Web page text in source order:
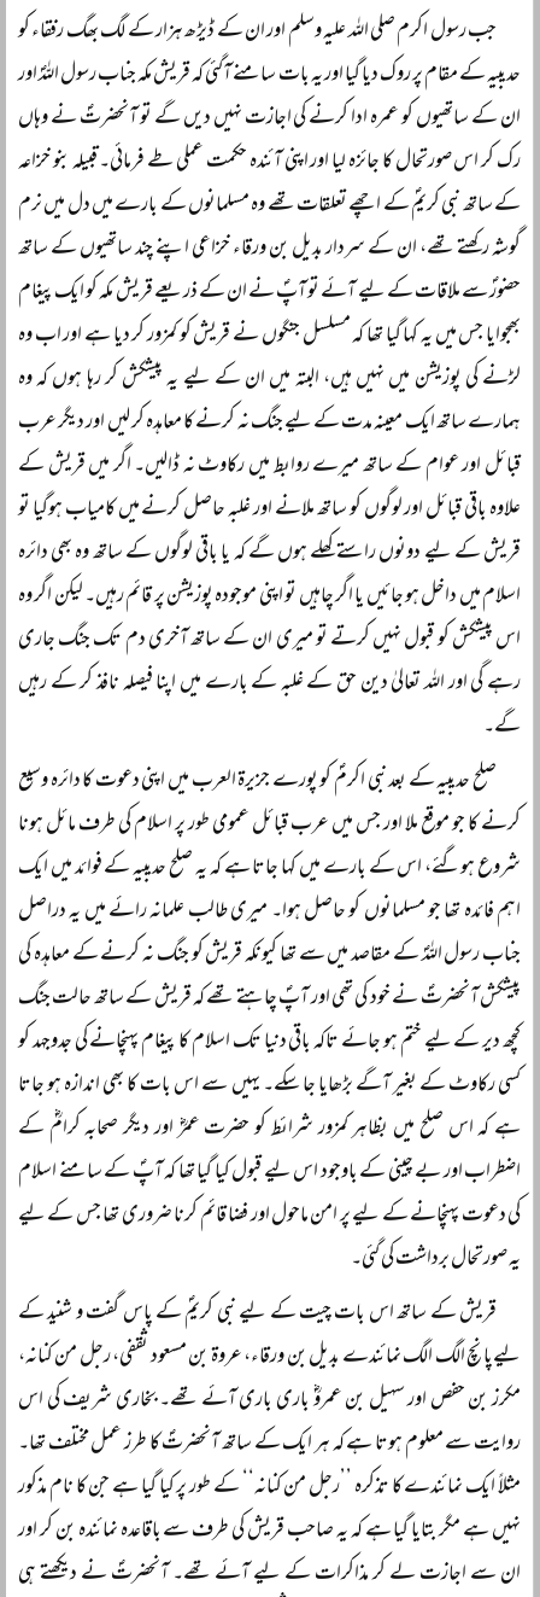
جب رسول اکرم صلی اللہ علیہ وسلم اور ان کے ڈیڑھ ہزار کے لگ بھگ رفقاء کو
حدیبیہ کے مقام پر روک دیا گیا اور یہ بات سامنے آگئی کہ قریش مکہ جناب رسول اللہؐ اور
ان کے ساتھیوں کو عمرہ ادا کرنے کی اجازت نہیں دیں گے تو آنحضرتؐ نے وہاں
رک کر اس صورتحال کا جائزہ لیا اور اپنی آئندہ حکمت عملی طے فرمائی۔ قبیلہ بنو خزاعہ
کے ساتھ نبی کریمؐ کے اچھے تعلقات تھے وہ مسلمانوں کے بارے میں دل میں نرم
گوشہ رکھتے تھے، ان کے سردار بدیل بن ورقاء خزاعی اپنے چند ساتھیوں کے ساتھ
حضورؐ سے ملاقات کے لیے آئے تو آپؐ نے ان کے ذریعے قریش مکہ کو ایک پیغام
بھجوایا جس میں یہ کہا گیا تھا کہ مسلسل جنگوں نے قریش کو کمزور کر دیا ہے اور اب وہ
لڑنے کی پوزیشن میں نہیں ہیں، البتہ میں ان کے لیے یہ پیشکش کر رہا ہوں کہ وہ
ہمارے ساتھ ایک معینہ مدت کے لیے جنگ نہ کرنے کا معاہدہ کر لیں اور دیگر عرب
قبائل اور عوام کے ساتھ میرے روابط میں رکاوٹ نہ ڈالیں۔ اگر میں قریش کے
علاوہ باقی قبائل اور لوگوں کو ساتھ ملانے اور غلبہ حاصل کرنے میں کامیاب ہوگیا تو
قریش کے لیے دونوں راستے کھلے ہوں گے کہ یا باقی لوگوں کے ساتھ وہ بھی دائرہ
اسلام میں داخل ہو جائیں یا اگر چاہیں تو اپنی موجودہ پوزیشن پر قائم رہیں۔ لیکن اگر وہ
اس پیشکش کو قبول نہیں کرتے تو میری ان کے ساتھ آخری دم تک جنگ جاری
رہے گی اور اللہ تعالیٰ دین حق کے غلبہ کے بارے میں اپنا فیصلہ نافذ کر کے رہیں
گے۔
صلح حدیبیہ کے بعد نبی اکرمؐ کو پورے جزیرۃ العرب میں اپنی دعوت کا دائرہ وسیع
کرنے کا جو موقع ملا اور جس میں عرب قبائل عمومی طور پر اسلام کی طرف مائل ہونا
شروع ہوگئے، اس کے بارے میں کہا جاتا ہے کہ یہ صلح حدیبیہ کے فوائد میں ایک
اہم فائدہ تھا جو مسلمانوں کو حاصل ہوا۔ میری طالب علمانہ رائے میں یہ دراصل
جناب رسول اللہؐ کے مقاصد میں سے تھا کیونکہ قریش کو جنگ نہ کرنے کے معاہدہ کی
پیشکش آنحضرتؐ نے خود کی تھی اور آپؐ چاہتے تھے کہ قریش کے ساتھ حالت جنگ
کچھ دیر کے لیے ختم ہو جائے تاکہ باقی دنیا تک اسلام کا پیغام پہنچانے کی جدوجہد کو
کسی رکاوٹ کے بغیر آگے بڑھایا جا سکے۔ یہیں سے اس بات کا بھی اندازہ ہو جاتا
ہے کہ اس صلح میں بظاہر کمزور شرائط کو حضرت عمرؓ اور دیگر صحابہ کرامؓ کے
اضطراب اور بے چینی کے باوجود اس لیے قبول کیا گیا تھا کہ آپؐ کے سامنے اسلام
کی دعوت پہنچانے کے لیے پر امن ماحول اور فضا قائم کرنا ضروری تھا جس کے لیے
یہ صورتحال برداشت کی گئی۔
قریش کے ساتھ اس بات چیت کے لیے نبی کریمؐ کے پاس گفت و شنید کے
لیےپانچ الگ الگ نمائندے بدیل بن ورقاء، عروۃ بن مسعود ثقفی، رجل من کنانہ،
مکرز بن حفص اور سہیل بن عمروؓ باری باری آئے تھے۔ بخاری شریف کی اس
روایت سے معلوم ہوتا ہے کہ ہر ایک کے ساتھ آنحضرتؐ کا طرز عمل مختلف تھا۔
مثلاً ایک نمائندے کا تذکرہ ’’رجل من کنانہ‘‘ کے طور پر کیا گیا ہے جن کا نام مذکور
نہیں ہے مگر بتایا گیا ہے کہ یہ صاحب قریش کی طرف سے باقاعدہ نمائندہ بن کر اور
ان سے اجازت لے کر مذاکرات کے لیے آئے تھے۔ آنحضرتؐ نے دیکھتے ہی